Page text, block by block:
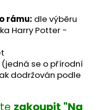
rámu: dle výběru
Harry Potter -
se o přírodní
dodržován podle
zakoupit "Na